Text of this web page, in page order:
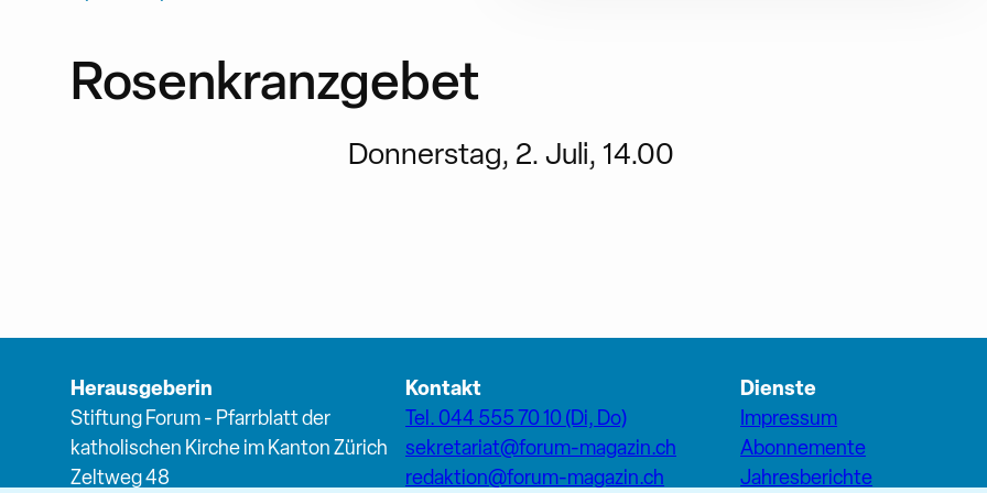
Rosenkranzgebet
Donnerstag, 2. Juli, 14.00
Herausgeberin
Stiftung Forum - Pfarrblatt der
katholischen Kirche im Kanton Zürich
Zeltweg 48
Kontakt
Tel. 044 555 70 10 (Di, Do)
sekretariat@forum-magazin.ch
redaktion@forum-magazin.ch
Dienste
Impressum
Abonnemente
Jahresberichte